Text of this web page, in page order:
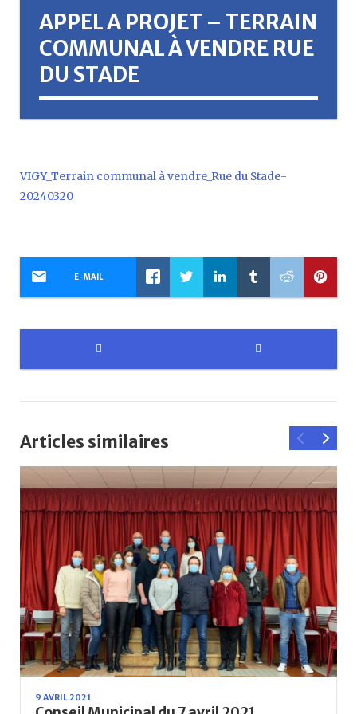
APPEL A PROJET – TERRAIN
COMMUNAL À VENDRE RUE
DU STADE
VIGY_Terrain communal à vendre_Rue du Stade-
20240320
E-MAIL
Articles similaires
9 AVRIL 2021